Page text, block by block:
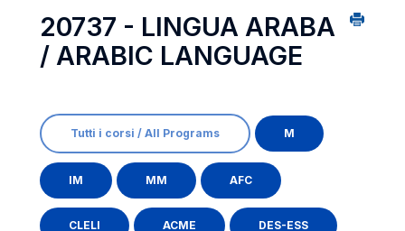
20737 - LINGUA ARABA
/ ARABIC LANGUAGE
Tutti i corsi / All Programs M
IM MM AFC
CLELI ACME DES-ESS